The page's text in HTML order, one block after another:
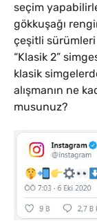
seçim
gökkuşağı
çeşitli sürümleri
“Klasik 2”
klasik
alışmanın ne
musunuz?